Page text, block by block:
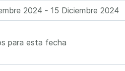
2024 - 15 Diciembre 2024
para esta fecha